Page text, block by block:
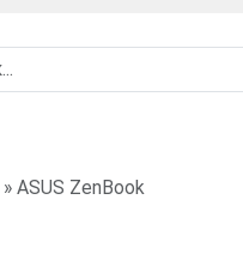
» ASUS ZenBook